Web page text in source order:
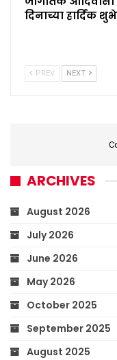
दिनाच्या हार्दिक
PREV NEXT
ARCHIVES
August 2026
July 2026
June 2026
May 2026
October 2025
September 2025
August 2025